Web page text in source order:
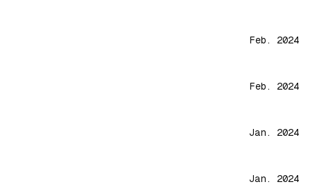
Feb. 2024
Feb. 2024
Jan. 2024
Jan. 2024